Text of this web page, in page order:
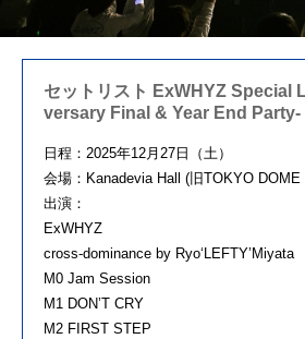
セットリスト ExWHYZ Special
versary Final & Year End Party-
日程：2025年12月27日（土）
会場：Kanadevia Hall (旧TOKYO DOME
出演：
ExWHYZ
cross-dominance by Ryo‘LEFTY’Miyata
M0 Jam Session
M1 DON’T CRY
M2 FIRST STEP